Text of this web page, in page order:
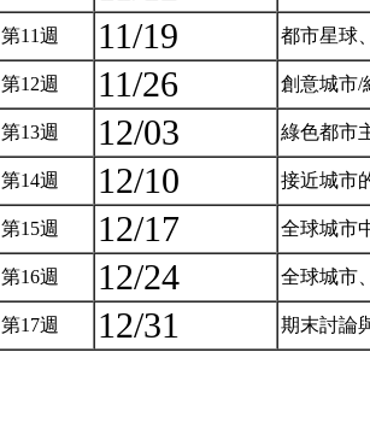
第11週 11/19 都市星球
第12週 11/26 創意城市/
第13週 12/03 綠色都市
第14週 12/10 接近城市
第15週 12/17 全球城市
第16週 12/24 全球城市
第17週 12/31 期末討論